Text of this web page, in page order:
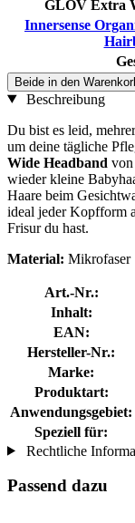
GLOV Extra
Innersense
Beide in den
Beschreibung
Du bist es leid,
um deine tägliche
Wide Headband von
wieder kleine
Haare beim
ideal jeder Kopfform
Frisur du hast.
Material: Mikrofaser
Art.-Nr.:
Inhalt:
EAN:
Hersteller-Nr.:
Marke:
Produktart:
Anwendungsgebiet:
Speziell für:
Rechtliche
Passend dazu